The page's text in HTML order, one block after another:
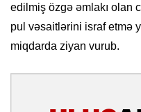
edilmiş özgə əmlakı olan
pul vəsaitlərini israf etmə
miqdarda ziyan vurub.